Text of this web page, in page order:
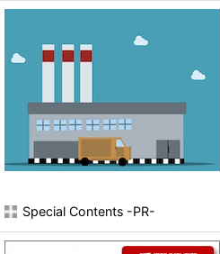
Special Contents -PR-